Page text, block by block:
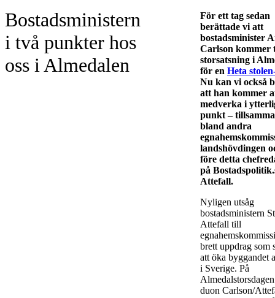
Bostadsministern
i två punkter hos
oss i Almedalen
För ett tag sedan
berättade vi att
bostadsminister
Carlson kommer
storsatsning i
för en Heta
Nu kan vi också
att han kommer
medverka i
punkt –
bland andra
landshövdingen
före detta
på
Attefall.
Nyligen utsåg
bostadsministern
Attefall till
brett uppdrag som
att öka byggandet
i Sverige. På
duon Carlson/